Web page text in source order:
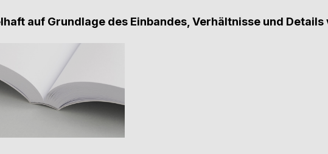
auf Grundlage des Einbandes, Verhältnisse und